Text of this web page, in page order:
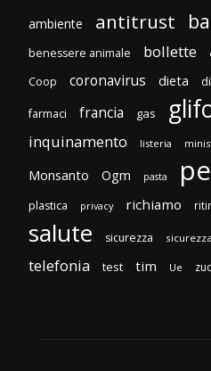
ambiente antitrust
benessere animale bollette
Coop coronavirus dieta
farmaci francia gas
inquinamento listeria
Monsanto Ogm pasta
plastica privacy richiamo
salute sicurezza
telefonia test tim Ue